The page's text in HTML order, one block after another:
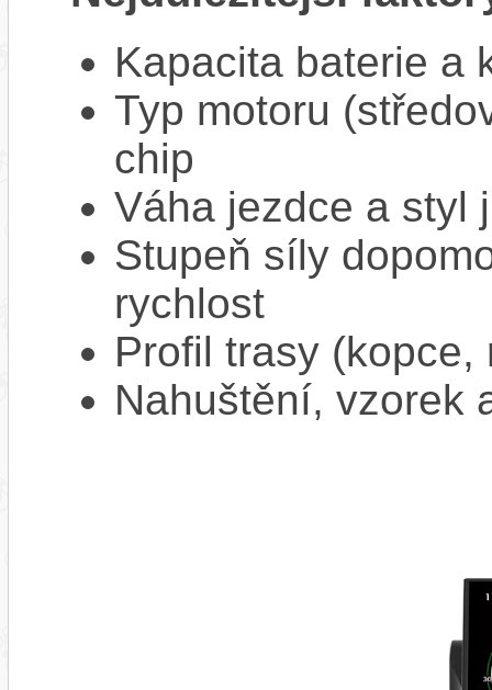
Kapacita baterie a
Typ motoru
chip
Váha jezdce a styl
Stupeň síly
rychlost
Profil trasy
Nahuštění, vzorek